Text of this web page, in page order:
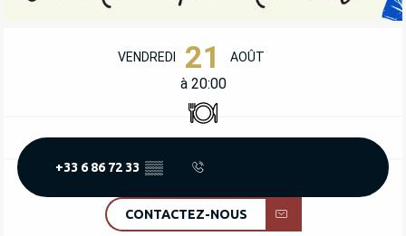
OUVERTURE ET COORDONNÉES
VENDREDI 21 AOÛT
à 20:00
Restaurant
+33 6 86 72 33 ▒▒
CONTACTEZ-NOUS